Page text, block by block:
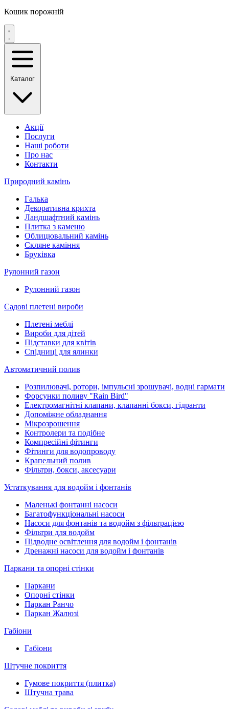
Кошик порожній
Каталог
Акції
Послуги
Наші роботи
Про нас
Контакти
Природний камінь
Галька
Декоративна крихта
Ландшафтний камінь
Плитка з каменю
Облицювальний камінь
Скляне каміння
Бруківка
Рулонний газон
Рулонний газон
Садові плетені вироби
Плетені меблі
Вироби для дітей
Підставки для квітів
Спідниці для ялинки
Автоматичний полив
Розпилювачі, ротори, імпульсні зрошувачі, водні гармати
Форсунки поливу "Rain Bird"
Електромагнітні клапани, клапанні бокси, гідранти
Допоміжне обладнання
Мікрозрошення
Контролери та подібне
Компресійні фітинги
Фітинги для водопроводу
Крапельний полив
Фільтри, бокси, аксесуари
Устаткування для водойм і фонтанів
Маленькі фонтанні насоси
Багатофункціональні насоси
Насоси для фонтанів та водойм з фільтрацією
Фільтри для водойм
Підводне освітлення для водойм і фонтанів
Дренажні насоси для водойм і фонтанів
Паркани та опорні стінки
Паркани
Опорні стінки
Паркан Ранчо
Паркан Жалюзі
Габіони
Габіони
Штучне покриття
Гумове покриття (плитка)
Штучна трава